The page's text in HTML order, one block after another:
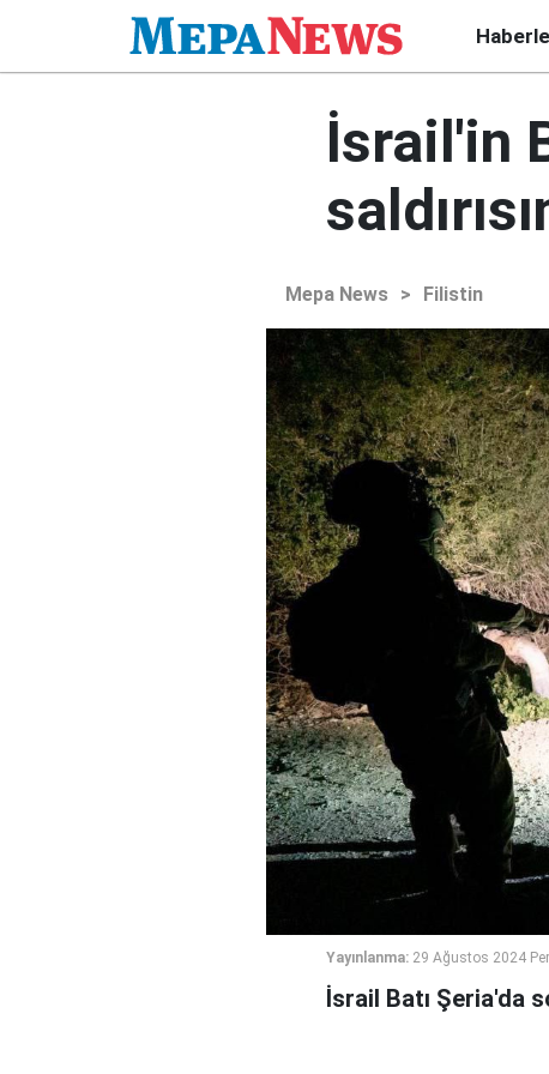
İsrail'in
Mepa News > Filistin
Yayınlanma: 29 Ağustos 2024
İsrail Batı Şeria'da